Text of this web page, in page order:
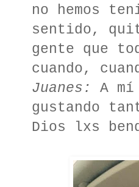
no hemos
sentido,
gente que
cuando,
Juanes:
A
gustando
Dios lxs